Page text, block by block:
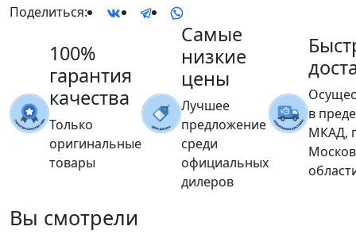
Поделиться:
100%
гарантия
качества
Только
оригинальные
товары
Самые
низкие
цены
Лучшее
предложение
среди
официальных
дилеров
в
МКАД,
Вы смотрели